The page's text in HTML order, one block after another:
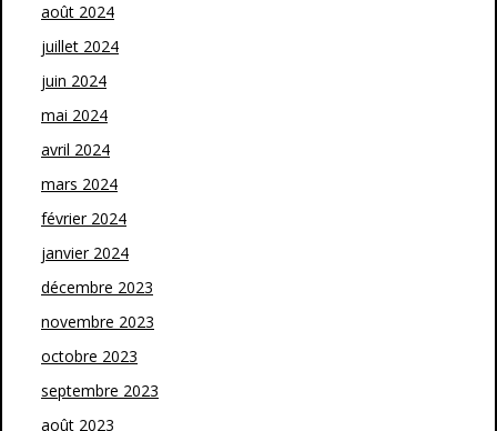
août 2024
juillet 2024
juin 2024
mai 2024
avril 2024
mars 2024
février 2024
janvier 2024
décembre 2023
novembre 2023
octobre 2023
septembre 2023
août 2023